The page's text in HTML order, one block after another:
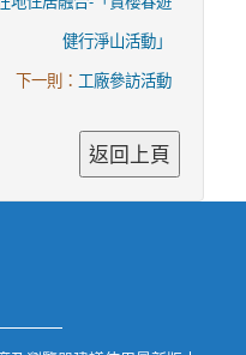
健行淨山活動」
下一則： 工廠參訪活動